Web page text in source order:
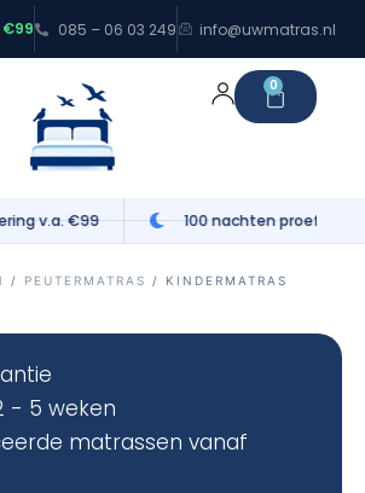
085 – 06 03 249 info@uwmatras.nl
0
v.a. €99 100 nachten proefslapen
/ PEUTERMATRAS
/ KINDERMATRAS
- 5 weken
matrassen vanaf
⎯ ✕